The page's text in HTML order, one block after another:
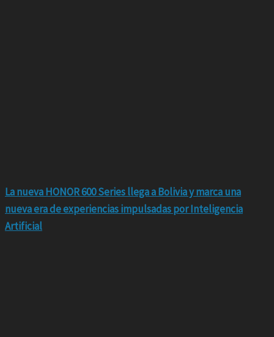
La nueva HONOR 600 Series llega a Bolivia y marca una
nueva era de experiencias impulsadas por Inteligencia
Artificial